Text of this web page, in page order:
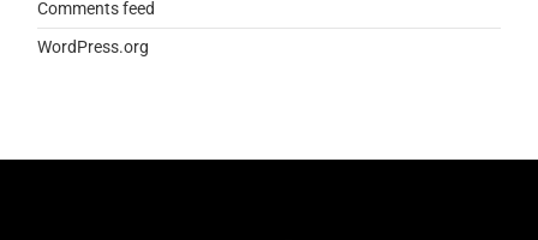
Comments feed
WordPress.org